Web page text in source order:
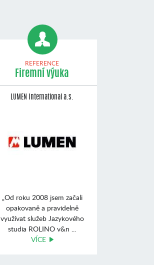
REFERENCE
Firemní výuka
LUMEN International a.s.
„Od roku 2008 jsem začali
opakovaně a pravidelně
využívat služeb Jazykového
studia ROLINO v&n ...
VÍCE